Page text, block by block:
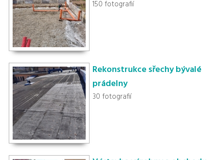
150 fotografií
Rekonstrukce sřechy bývalé
prádelny
30 fotografií